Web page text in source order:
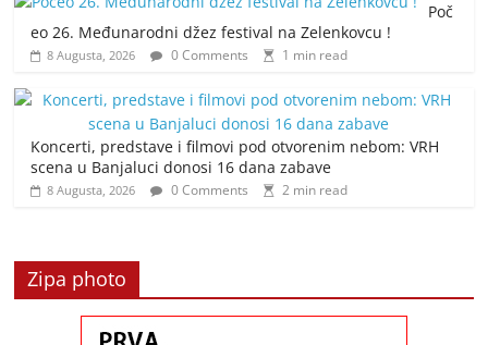
Poč
eo 26. Međunarodni džez festival na Zelenkovcu !
8 Augusta, 2026 0 Comments 1 min read
Koncerti, predstave i filmovi pod otvorenim nebom: VRH
scena u Banjaluci donosi 16 dana zabave
8 Augusta, 2026 0 Comments 2 min read
Zipa photo